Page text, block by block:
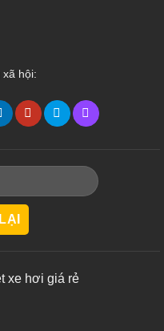
xã hội:
xe hơi giá rẻ